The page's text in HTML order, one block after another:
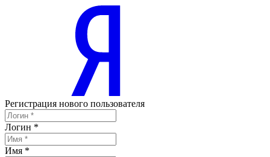
Регистрация нового пользователя
Логин *
Имя *